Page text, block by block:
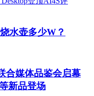
水壶多少W？
合媒体品鉴会启幕
新品登场